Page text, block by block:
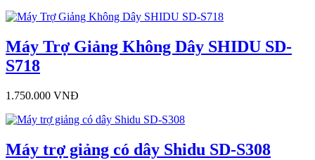
Máy Trợ Giảng Không Dây SHIDU SD-
S718
1.750.000 VNĐ
Máy trợ giảng có dây Shidu SD-S308